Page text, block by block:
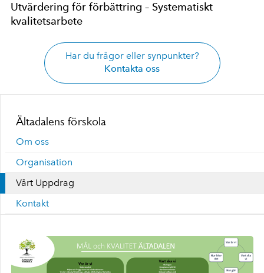
Utvärdering för förbättring – Systematiskt
kvalitetsarbete
Har du frågor eller synpunkter?
Kontakta oss
Ältadalens förskola
Om oss
Organisation
Vårt Uppdrag
Kontakt